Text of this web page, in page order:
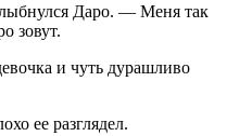
Даро. — Меня так
зовут.
и чуть дурашливо
ее разглядел.